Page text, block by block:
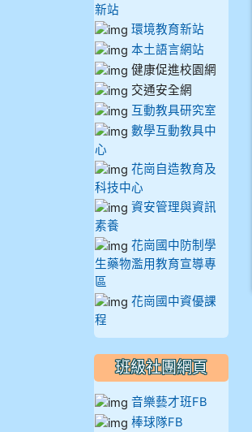
新站
環境教育新站
本土語言網站
健康促進校園網
交通安全網
互動教具研究室
數學互動教具中
心
花崗自造教育及
科技中心
資安管理與資訊
素養
花崗國中防制學
生藥物濫用教育宣導專
區
花崗國中資優課
程
班級社團網頁
音樂藝才班FB
棒球隊FB